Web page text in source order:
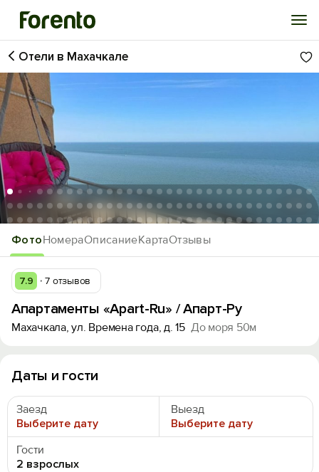
Войти
Избранное
История просмотра
Добавить свой объект
ФотоНомераОписаниеКартаОтзывы
Отели в Махачкале
1/98
7.9 7 отзывов
Апартаменты «Apart-Ru» / Апарт-Ру
Махачкала, ул. Времена года, д. 15 До моря 50м
Даты и гости
Заезд
Выберите дату
Выезд
Выберите дату
Гости
2 взрослых